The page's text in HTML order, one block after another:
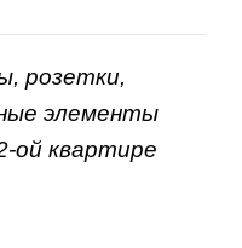
розетки,
элементы
ой квартире